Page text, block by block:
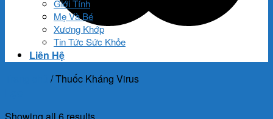
Giới Tính
Mẹ Và Bé
Xương Khớp
Tin Tức Sức Khỏe
Liên Hệ
/Thuốc Kháng Virus